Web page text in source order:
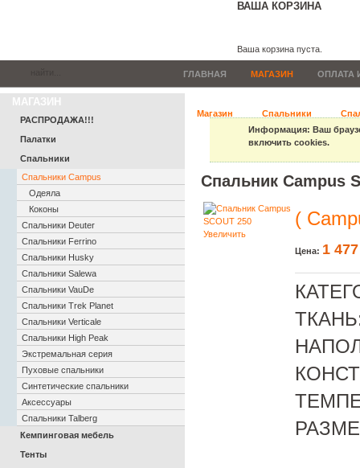
ВАША КОРЗИНА
Ваша корзина пуста.
ГЛАВНАЯ МАГАЗИН ОПЛАТА
Магазин Спальники
Информация: Ваш
включить cookies.
Спальник Campus
Увеличить
(
Цена: 1
МАГАЗИН
РАСПРОДАЖА!!!
Палатки
Спальники
Спальники Campus
Одеяла
Коконы
Спальники Deuter
Cпальники Ferrino
Спальники Husky
Спальники Salewa
Спальники VauDe
Спальники Trek Planet
Спальники Verticale
Спальники High Peak
Экстремальная серия
Пуховые спальники
Синтетические спальники
Аксессуары
Спальники Talberg
Кемпинговая мебель
Тенты